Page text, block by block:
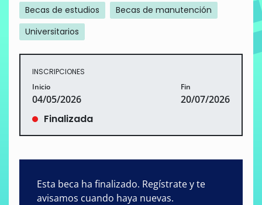
Becas de estudios
Becas de manutención
Universitarios
INSCRIPCIONES
Inicio
04/05/2026
Fin
20/07/2026
Finalizada
Esta beca ha finalizado. Regístrate y te
avisamos cuando haya nuevas.